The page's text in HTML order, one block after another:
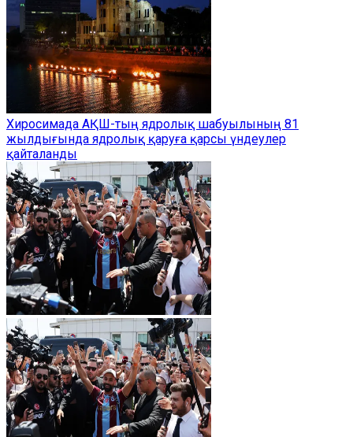
Хиросимада АҚШ-тың ядролық шабуылының 81
жылдығында ядролық қаруға қарсы үндеулер
қайталанды